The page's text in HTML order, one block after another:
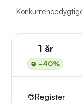
1 år
-40%
Register